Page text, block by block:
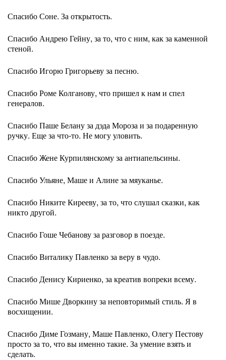
Спасибо Соне. За открытость.
Спасибо Андрею Гейну, за то, что с ним, как за каменной
стеной.
Спасибо Игорю Григорьеву за песню.
Спасибо Роме Колганову, что пришел к нам и спел
генералов.
Спасибо Паше Белану за дэда Мороза и за подаренную
ручку. Еще за что-то. Не могу уловить.
Спасибо Жене Курпилянскому за антиапельсины.
Спасибо Ульяне, Маше и Алине за мяуканье.
Спасибо Никите Кирееву, за то, что слушал сказки, как
никто другой.
Спасибо Гоше Чебанову за разговор в поезде.
Спасибо Виталику Павленко за веру в чудо.
Спасибо Денису Кириенко, за креатив вопреки всему.
Спасибо Мише Дворкину за неповторимый стиль. Я в
восхищении.
Спасибо Диме Гозману, Маше Павленко, Олегу Пестову
просто за то, что вы именно такие. За умение взять и
сделать.